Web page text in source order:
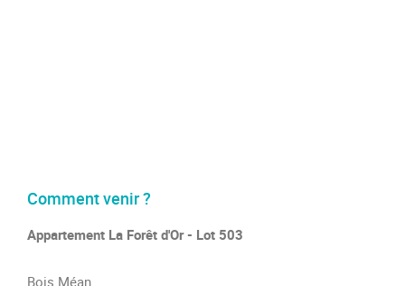
Comment venir ?
Appartement La Forêt d'Or - Lot 503
Bois Méan